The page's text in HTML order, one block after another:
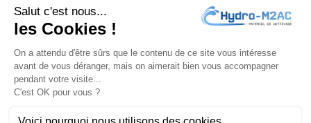
J'accepte lesconditions générales
politique de
confidentialité
PRODUITS